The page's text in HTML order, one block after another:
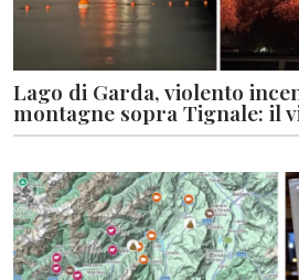
Lago di Garda, violento
montagne sopra Tignale: il